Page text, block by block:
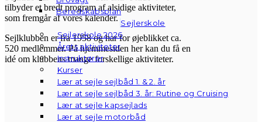
Beredskabsplan
Sejlerskole
Sejlerskole 2026
Årets aktiviteter
Instruktører
Kurser
Lær at sejle sejlbåd 1. & 2. år
Lær at sejle sejlbåd 3. år: Rutine og Cruising
Lær at sejle kapsejlads
Lær at sejle motorbåd
tilbyder et bredt program af alsidige aktiviteter,
som fremgår af vores kalender.
Sejlklubben er fra 1958 og har for øjeblikket ca.
520 medlemmer. På hjemmesiden her kan du få en
idé om klubbens mange forskellige aktiviteter.